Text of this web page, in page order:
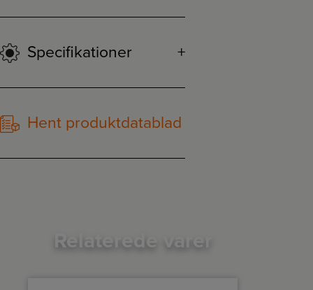
Specifikationer
Hent produktdatablad
Relaterede varer